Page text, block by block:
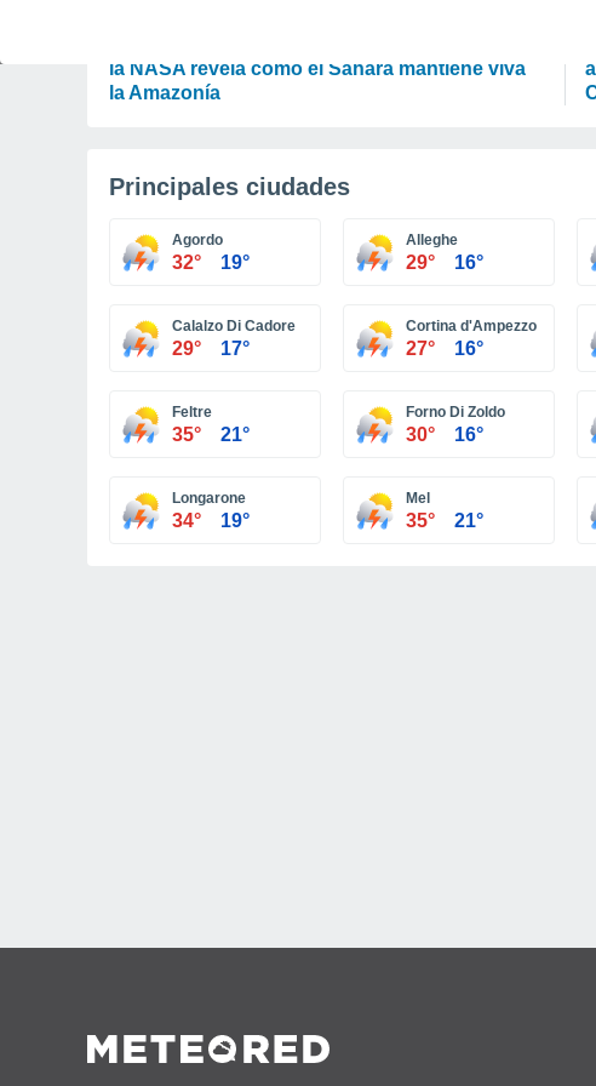
la NASA revela cómo el Sáhara mantiene viva
la Amazonía
Principales ciudades
Agordo
32° 19°
Alleghe
29° 16°
Calalzo Di Cadore
29° 17°
Cortina d'Ampezzo
27° 16°
Feltre
35° 21°
Forno Di Zoldo
30° 16°
Longarone
34° 19°
Mel
35° 21°